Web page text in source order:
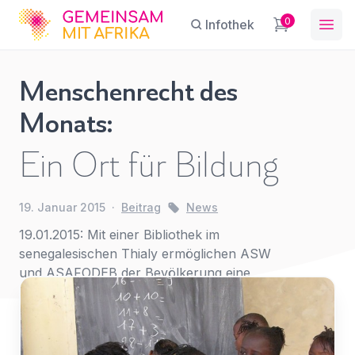
GFA Infothek 0
Menschenrecht des
Monats:
Ein Ort für Bildung
19. Januar 2015 · Beitrag News
19.01.2015: Mit einer Bibliothek im
senegalesischen Thialy ermöglichen ASW
und ASAFODEB der Bevölkerung eine
Reihe an essenziellen Bildungsmaßnahmen.
Sie haben eine Frage?
Name
E-Mail *
Betreff *
Menschenrecht
des Monats:
Ein Ort für
Bildung
den
Ein Konto erstellen
First Name*
Last Name*
E-Mail-Adresse
Abonnieren Sie unseren Newsletter
regelmäßige Updates.